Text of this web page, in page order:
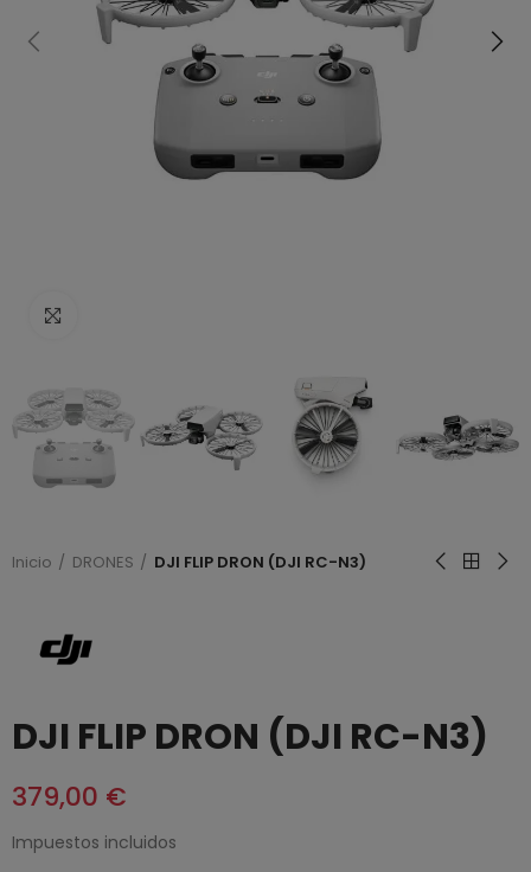
Inicio DRONES DJI FLIP DRON (DJI RC-N3)
DJI FLIP DRON (DJI RC-N3)
379,00 €
Impuestos incluidos